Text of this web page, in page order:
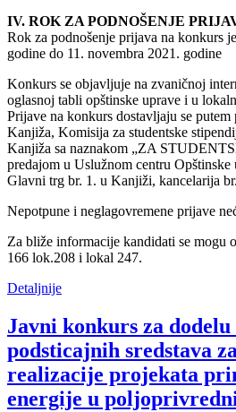
IV. ROK ZA PODNOŠENJE
Rok za podnošenje prijava na konkurs
godine do 11. novembra 2021. godine
Konkurs se objavljuje na zvaničnoj
oglasnoj tabli opštinske uprave i u
Prijave na konkurs dostavljaju se putem
Kanjiža, Komisija za studentske
Kanjiža sa naznakom „ZA
predajom u Uslužnom centru Opštinske
Glavni trg br. 1. u Kanjiži, kancelarija
Nepotpune i neglagovremene prijave
Za bliže informacije kandidati se mogu
166 lok.208 i lokal 247.
Detaljnije
Javni konkurs za
podsticajnih sredstava
realizacije projekata
energije u